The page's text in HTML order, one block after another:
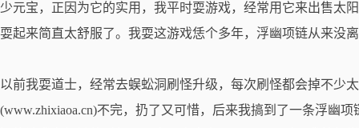
少元宝，正因为它的实用，我平时耍游戏，经常用它来出售太
耍起来简直太舒服了。我耍这游戏恁个多年，浮幽项链从来没
以前我耍道士，经常去蜈蚣洞刷怪升级，每次刷怪都会掉不少
(www.zhixiaoa.cn)不完，扔了又可惜，后来我搞到了一条浮幽